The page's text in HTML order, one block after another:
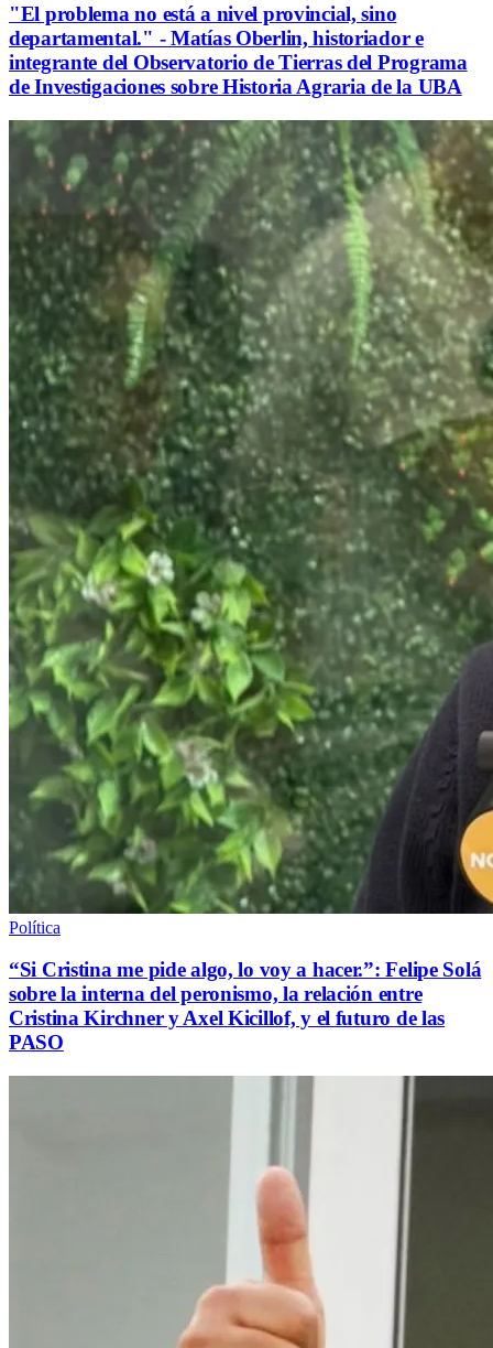
"El problema no está a nivel provincial, sino
departamental." - Matías Oberlin, historiador e
integrante del Observatorio de Tierras del Programa
de Investigaciones sobre Historia Agraria de la UBA
Política
“Si Cristina me pide algo, lo voy a hacer.”: Felipe Solá
sobre la interna del peronismo, la relación entre
Cristina Kirchner y Axel Kicillof, y el futuro de las
PASO